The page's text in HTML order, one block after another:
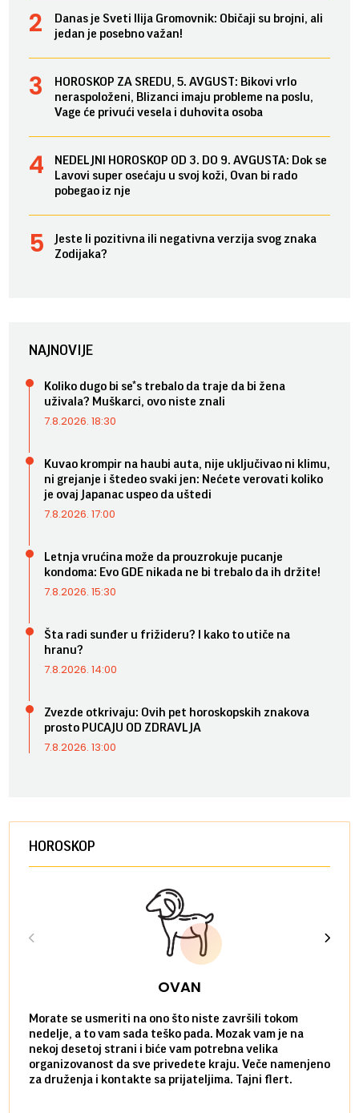
Danas je Sveti Ilija Gromovnik: Običaji su brojni, ali
jedan je posebno važan!
HOROSKOP ZA SREDU, 5. AVGUST: Bikovi vrlo
neraspoloženi, Blizanci imaju probleme na poslu,
Vage će privući vesela i duhovita osoba
NEDELJNI HOROSKOP OD 3. DO 9. AVGUSTA: Dok se
Lavovi super osećaju u svoj koži, Ovan bi rado
pobegao iz nje
Jeste li pozitivna ili negativna verzija svog znaka
Zodijaka?
NAJNOVIJE
Koliko dugo bi se*s trebalo da traje da bi žena
uživala? Muškarci, ovo niste znali
7.8.2026. 18:30
Kuvao krompir na haubi auta, nije uključivao ni klimu,
ni grejanje i štedeo svaki jen: Nećete verovati koliko
je ovaj Japanac uspeo da uštedi
7.8.2026. 17:00
Letnja vrućina može da prouzrokuje pucanje
kondoma: Evo GDE nikada ne bi trebalo da ih držite!
7.8.2026. 15:30
Šta radi sunđer u frižideru? I kako to utiče na
hranu?
7.8.2026. 14:00
Zvezde otkrivaju: Ovih pet horoskopskih znakova
prosto PUCAJU OD ZDRAVLJA
7.8.2026. 13:00
HOROSKOP
OVAN
Morate se usmeriti na ono što niste završili tokom
nedelje, a to vam sada teško pada. Mozak vam je na
nekoj desetoj strani i biće vam potrebna velika
organizovanost da sve privedete kraju. Veče namenjeno
za druženja i kontakte sa prijateljima. Tajni flert.